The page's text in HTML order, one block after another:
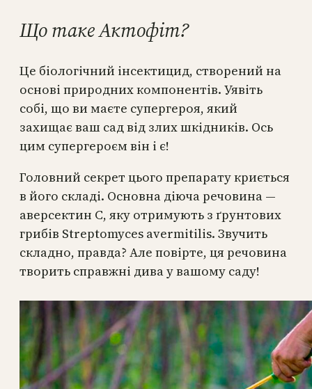
Що таке Актофіт?
Це біологічний інсектицид, створений на
основі природних компонентів. Уявіть
собі, що ви маєте супергероя, який
захищає ваш сад від злих шкідників. Ось
цим супергероєм він і є!
Головний секрет цього препарату криється
в його складі. Основна діюча речовина —
аверсектин С, яку отримують з ґрунтових
грибів Streptomyces avermitilis. Звучить
складно, правда? Але повірте, ця речовина
творить справжні дива у вашому саду!